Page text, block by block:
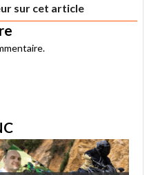
sur cet article